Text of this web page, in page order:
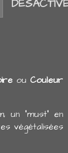
ou Couleur
un "must" en
végétalisées